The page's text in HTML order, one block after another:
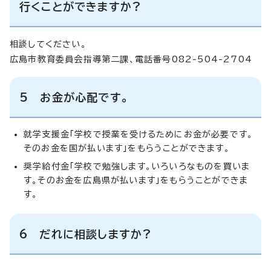
行くことができますか?
相談してください。
広島市教育委員会指導第二課、電話番号082-504-2704
5 お金が心配です。
就学支援金「学校で授業を受けるためにお金が必要です。
そのお金を国が払います」をもらうことができます。
奨学給付金「学校で勉強します。いろいろなものを買いま
す。そのお金を広島県が払います」をもらうことができま
す。
6 だれに相談しますか?